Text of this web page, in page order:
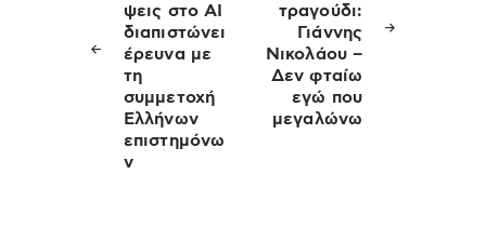
ψεις στο ΑΙ
διαπιστώνει
έρευνα με
τη
συμμετοχή
Ελλήνων
επιστημόνω
ν
τραγούδι:
Γιάννης
Νικολάου –
Δεν φταίω
εγώ που
μεγαλώνω